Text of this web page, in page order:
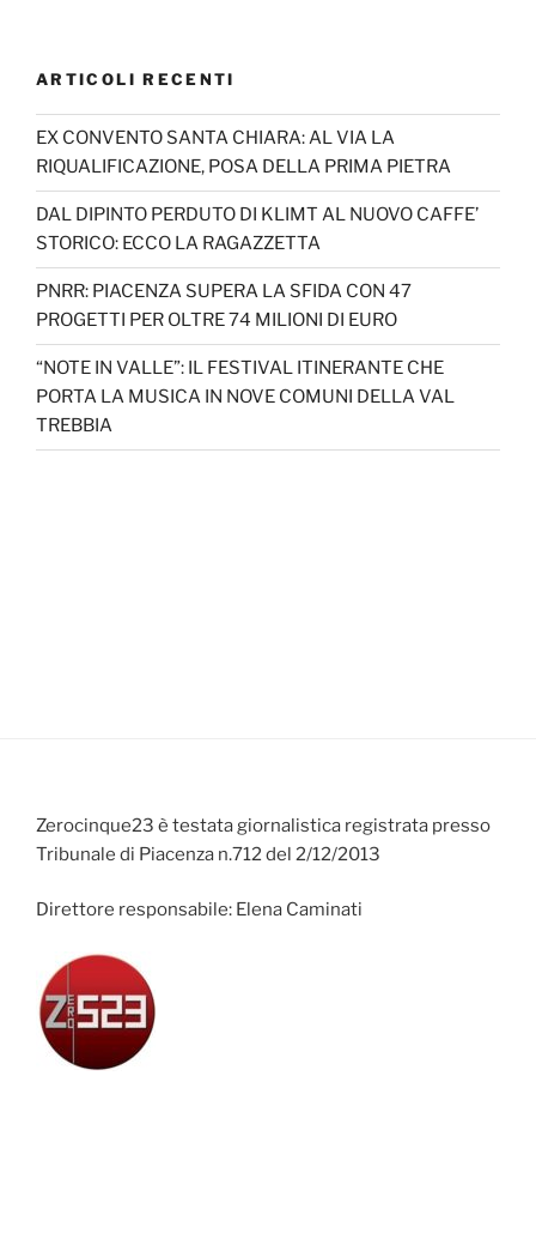
ARTICOLI RECENTI
EX CONVENTO SANTA CHIARA: AL VIA LA
RIQUALIFICAZIONE, POSA DELLA PRIMA PIETRA
DAL DIPINTO PERDUTO DI KLIMT AL NUOVO CAFFE’
STORICO: ECCO LA RAGAZZETTA
PNRR: PIACENZA SUPERA LA SFIDA CON 47
PROGETTI PER OLTRE 74 MILIONI DI EURO
“NOTE IN VALLE”: IL FESTIVAL ITINERANTE CHE
PORTA LA MUSICA IN NOVE COMUNI DELLA VAL
TREBBIA
Zerocinque23 è testata giornalistica registrata presso
Tribunale di Piacenza n.712 del 2/12/2013
Direttore responsabile: Elena Caminati